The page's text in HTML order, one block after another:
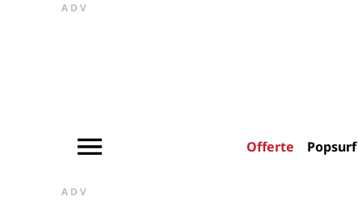
ADV
Offerte Popsurf
ADV